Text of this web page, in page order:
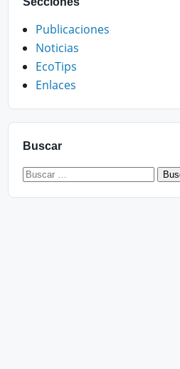
Publicaciones
Noticias
EcoTips
Enlaces
Buscar
Buscar: